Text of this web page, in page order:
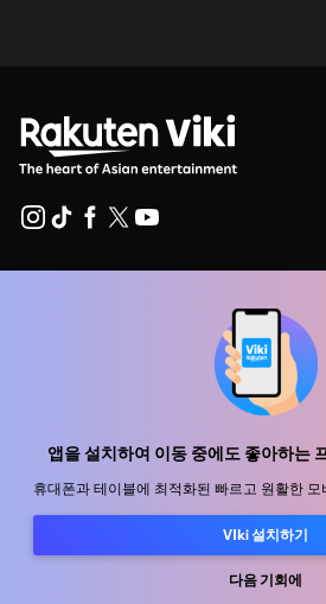
앱을 설치하여 이동 중에도 좋아하는
휴대폰과 테이블에 최적화된 빠르고 원활한
VIki 설치하기
다음 기회에
미디어 센터, 보도자료
개인정보처리방침